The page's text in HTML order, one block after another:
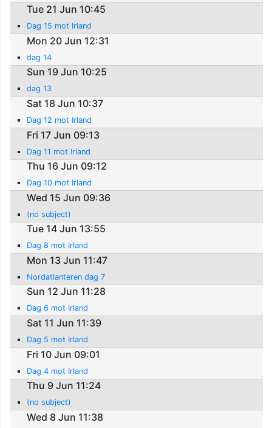
Tue 21 Jun 10:45
Dag 15 mot Irland
Mon 20 Jun 12:31
dag 14
Sun 19 Jun 10:25
dag 13
Sat 18 Jun 10:37
Dag 12 mot Irland
Fri 17 Jun 09:13
Dag 11 mot Irland
Thu 16 Jun 09:12
Dag 10 mot Irland
Wed 15 Jun 09:36
(no subject)
Tue 14 Jun 13:55
Dag 8 mot Irland
Mon 13 Jun 11:47
Nordatlanteren dag 7
Sun 12 Jun 11:28
Dag 6 mot Irland
Sat 11 Jun 11:39
Dag 5 mot Irland
Fri 10 Jun 09:01
Dag 4 mot Irland
Thu 9 Jun 11:24
(no subject)
Wed 8 Jun 11:38